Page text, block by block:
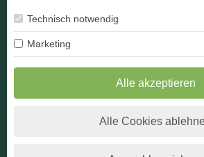
Berater Bewerbung
Widerruf
* Alle angegebenen Preise verstehen
Technisch notwendig
Marketing
Alle akzeptieren
Alle Cookies